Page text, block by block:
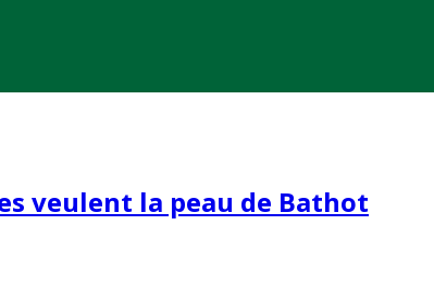
veulent la peau de Bathot